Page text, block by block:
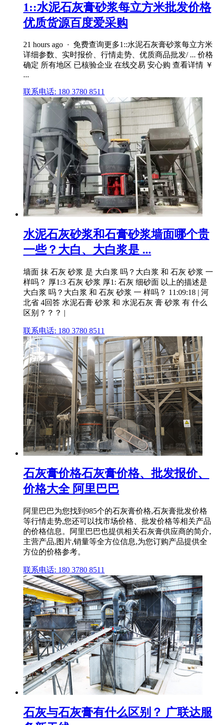
1::水泥石灰膏砂浆每立方米批发价格
优质货源百度爱采购
21 hours ago · 免费查询更多1::水泥石灰膏砂浆每立方米
详细参数、实时报价、行情走势、优质商品批发/ ... 价格
确定 所有地区 已核验企业 在线交易 安心购 查看详情 ￥
...
联系电话: 180 3780 8511
水泥石灰砂浆和石膏砂浆墙面哪个贵
一些？大白、大白浆是 ...
墙面 抹 石灰 砂浆 是 大白浆 吗？大白浆 和 石灰 砂浆 一
样吗？ 厚1:3 石灰 砂浆 厚1: 石灰 细砂面 以上的描述是
大白浆 吗？大白浆 和 石灰 砂浆 一 样吗？ 11:09:18 | 河
北省 4回答 水泥石膏 砂浆 和 水泥石灰 膏 砂浆 有 什么
区别？？？ |
联系电话: 180 3780 8511
石灰膏价格石灰膏价格、批发报价、
价格大全 阿里巴巴
阿里巴巴为您找到985个的石灰膏价格,石灰膏批发价格
等行情走势,您还可以找市场价格、批发价格等相关产品
的价格信息。阿里巴巴也提供相关石灰膏供应商的简介,
主营产品,图片,销量等全方位信息,为您订购产品提供全
方位的价格参考。
联系电话: 180 3780 8511
石灰与石灰膏有什么区别？ 广联达服